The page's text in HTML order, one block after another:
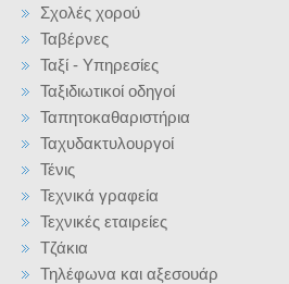
Σχολές χορού
Ταβέρνες
Ταξί - Υπηρεσίες
Ταξιδιωτικοί οδηγοί
Ταπητοκαθαριστήρια
Ταχυδακτυλουργοί
Τένις
Τεχνικά γραφεία
Τεχνικές εταιρείες
Τζάκια
Τηλέφωνα και αξεσουάρ